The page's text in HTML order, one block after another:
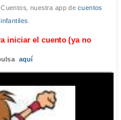
Cuentos, nuestra app decuentos
infantiles.
iniciar el cuento (ya no
aquí